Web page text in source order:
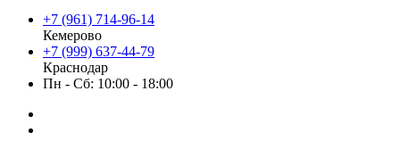
+7 (961) 714-96-14
Кемерово
+7 (999) 637-44-79
Краснодар
Пн - Сб: 10:00 - 18:00